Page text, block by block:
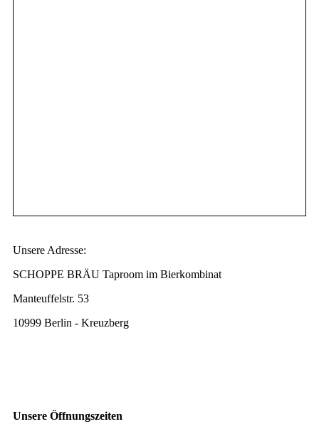
Unsere Adresse:
SCHOPPE BRÄU Taproom im Bierkombinat
Manteuffelstr. 53
10999 Berlin - Kreuzberg
Unsere Öffnungszeiten